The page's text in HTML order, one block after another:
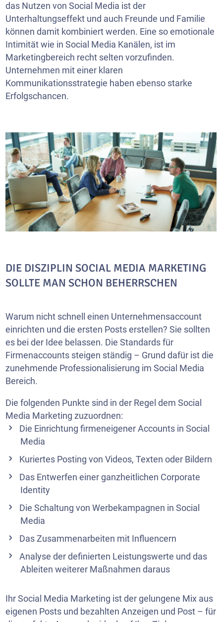
das Nutzen von Social Media ist der
Unterhaltungseffekt und auch Freunde und Familie
können damit kombiniert werden. Eine so emotionale
Intimität wie in Social Media Kanälen, ist im
Marketingbereich recht selten vorzufinden.
Unternehmen mit einer klaren
Kommunikationsstrategie haben ebenso starke
Erfolgschancen.
DIE DISZIPLIN SOCIAL MEDIA MARKETING
SOLLTE MAN SCHON BEHERRSCHEN
Warum nicht schnell einen Unternehmensaccount
einrichten und die ersten Posts erstellen? Sie sollten
es bei der Idee belassen. Die Standards für
Firmenaccounts steigen ständig – Grund dafür ist die
zunehmende Professionalisierung im Social Media
Bereich.
Die folgenden Punkte sind in der Regel dem Social
Media Marketing zuzuordnen:
Die Einrichtung firmeneigener Accounts in Social
Media
Kuriertes Posting von Videos, Texten oder Bildern
Das Entwerfen einer ganzheitlichen Corporate
Identity
Die Schaltung von Werbekampagnen in Social
Media
Das Zusammenarbeiten mit Influencern
Analyse der definierten Leistungswerte und das
Ableiten weiterer Maßnahmen daraus
Ihr Social Media Marketing ist der gelungene Mix aus
eigenen Posts und bezahlten Anzeigen und Post – für